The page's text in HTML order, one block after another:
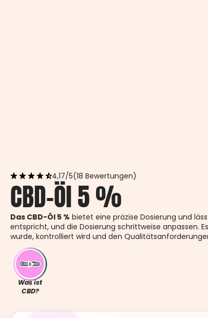
4,17/5(18 Bewertungen)
CBD-Öl 5 %
Das CBD-Öl 5 % bietet eine präzise Dosierung und
entspricht, und die Dosierung schrittweise anpassen.
wurde, kontrolliert wird und den
Was ist
CBD?